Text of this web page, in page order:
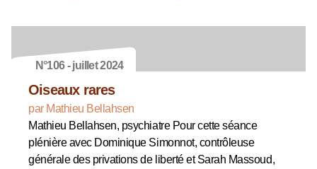
N°106 - juillet 2024
Oiseaux rares
par Mathieu Bellahsen
Mathieu Bellahsen, psychiatre Pour cette séance
plénière avec Dominique Simonnot, contrôleuse
générale des privations de liberté et Sarah Massoud,